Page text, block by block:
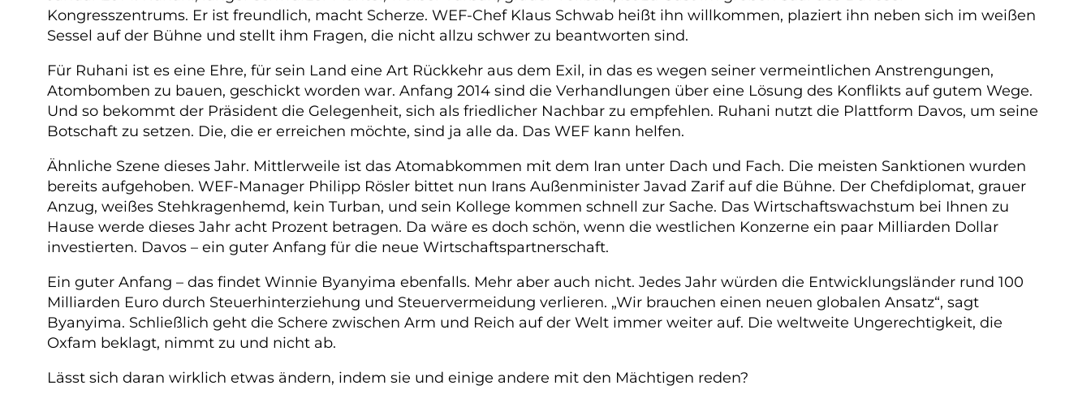
Kongresszentrums. Er ist freundlich, macht Scherze. WEF-Chef Klaus Schwab heißt ihn willkommen, plaziert ihn neben sich im weißen
Sessel auf der Bühne und stellt ihm Fragen, die nicht allzu schwer zu beantworten sind.
Für Ruhani ist es eine Ehre, für sein Land eine Art Rückkehr aus dem Exil, in das es wegen seiner vermeintlichen Anstrengungen,
Atombomben zu bauen, geschickt worden war. Anfang 2014 sind die Verhandlungen über eine Lösung des Konflikts auf gutem Wege.
Und so bekommt der Präsident die Gelegenheit, sich als friedlicher Nachbar zu empfehlen. Ruhani nutzt die Plattform Davos, um seine
Botschaft zu setzen. Die, die er erreichen möchte, sind ja alle da. Das WEF kann helfen.
Ähnliche Szene dieses Jahr. Mittlerweile ist das Atomabkommen mit dem Iran unter Dach und Fach. Die meisten Sanktionen wurden
bereits aufgehoben. WEF-Manager Philipp Rösler bittet nun Irans Außenminister Javad Zarif auf die Bühne. Der Chefdiplomat, grauer
Anzug, weißes Stehkragenhemd, kein Turban, und sein Kollege kommen schnell zur Sache. Das Wirtschaftswachstum bei Ihnen zu
Hause werde dieses Jahr acht Prozent betragen. Da wäre es doch schön, wenn die westlichen Konzerne ein paar Milliarden Dollar
investierten. Davos – ein guter Anfang für die neue Wirtschaftspartnerschaft.
Ein guter Anfang – das findet Winnie Byanyima ebenfalls. Mehr aber auch nicht. Jedes Jahr würden die Entwicklungsländer rund 100
Milliarden Euro durch Steuerhinterziehung und Steuervermeidung verlieren. „Wir brauchen einen neuen globalen Ansatz“, sagt
Byanyima. Schließlich geht die Schere zwischen Arm und Reich auf der Welt immer weiter auf. Die weltweite Ungerechtigkeit, die
Oxfam beklagt, nimmt zu und nicht ab.
Lässt sich daran wirklich etwas ändern, indem sie und einige andere mit den Mächtigen reden?